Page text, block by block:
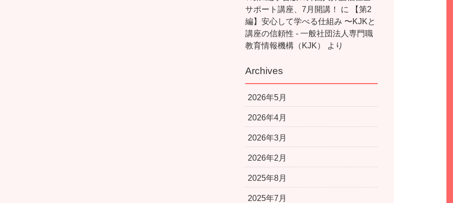
サポート講座、7月開講！
に
【第2
編】安心して学べる仕組み 〜KJKと
講座の信頼性 - 一般社団法人専門職
教育情報機構（KJK）
より
Archives
2026年5月
2026年4月
2026年3月
2026年2月
2025年8月
2025年7月